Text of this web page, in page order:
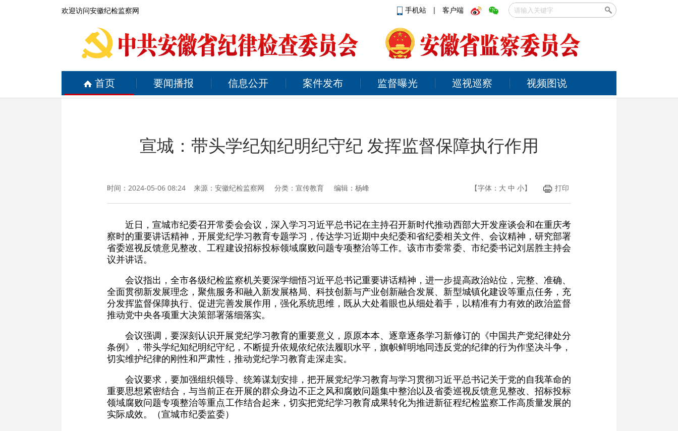
欢迎访问安徽纪检监察网 手机站 | 客户端
首页 要闻播报 信息公开 案件发布 监督曝光 巡视巡察 视频图说
宣城：带头学纪知纪明纪守纪 发挥监督保障执行作用
时间：2024-05-06 08:24 来源： 安徽纪检监察网 分类：宣传教育 编辑：杨峰 【字体： 大 中 小】 打印
近日，宣城市纪委召开常委会会议，深入学习习近平总书记在主持召开新时代推动西部大开发座谈会和在重庆考
察时的重要讲话精神，开展党纪学习教育专题学习，传达学习近期中央纪委和省纪委相关文件、会议精神，研究部署
省委巡视反馈意见整改、工程建设招标投标领域腐败问题专项整治等工作。该市市委常委、市纪委书记刘居胜主持会
议并讲话。
会议指出，全市各级纪检监察机关要深学细悟习近平总书记重要讲话精神，进一步提高政治站位，完整、准确、
全面贯彻新发展理念，聚焦服务和融入新发展格局、科技创新与产业创新融合发展、新型城镇化建设等重点任务，充
分发挥监督保障执行、促进完善发展作用，强化系统思维，既从大处着眼也从细处着手，以精准有力有效的政治监督
推动党中央各项重大决策部署落细落实。
会议强调，要深刻认识开展党纪学习教育的重要意义，原原本本、逐章逐条学习新修订的《中国共产党纪律处分
条例》，带头学纪知纪明纪守纪，不断提升依规依纪依法履职水平，旗帜鲜明地同违反党的纪律的行为作坚决斗争，
切实维护纪律的刚性和严肃性，推动党纪学习教育走深走实。
会议要求，要加强组织领导、统筹谋划安排，把开展党纪学习教育与学习贯彻习近平总书记关于党的自我革命的
重要思想紧密结合，与当前正在开展的群众身边不正之风和腐败问题集中整治以及省委巡视反馈意见整改、招标投标
领域腐败问题专项整治等重点工作结合起来，切实把党纪学习教育成果转化为推进新征程纪检监察工作高质量发展的
实际成效。（宣城市纪委监委）